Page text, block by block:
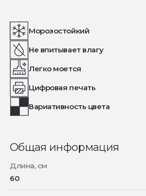
Морозостойкий
Не впитывает влагу
Легко моется
Цифровая печать
Вариативность цвета
Общая информация
Длина, см
60